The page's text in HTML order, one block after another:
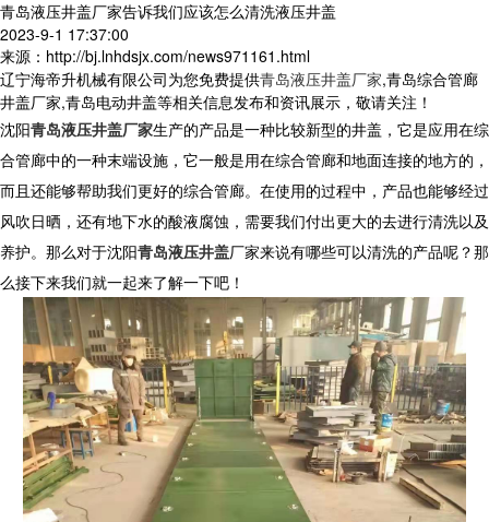
青岛液压井盖厂家告诉我们应该怎么清洗液压井盖
2023-9-1 17:37:00
来源：http://bj.lnhdsjx.com/news971161.html
辽宁海帝升机械有限公司为您免费提供青岛液压井盖厂家,青岛综合管廊
井盖厂家,青岛电动井盖等相关信息发布和资讯展示，敬请关注！
沈阳青岛液压井盖厂家生产的产品是一种比较新型的井盖，它是应用在综
合管廊中的一种末端设施，它一般是用在综合管廊和地面连接的地方的，
而且还能够帮助我们更好的综合管廊。在使用的过程中，产品也能够经过
风吹日晒，还有地下水的酸液腐蚀，需要我们付出更大的去进行清洗以及
养护。那么对于沈阳青岛液压井盖厂家来说有哪些可以清洗的产品呢？那
么接下来我们就一起来了解一下吧！